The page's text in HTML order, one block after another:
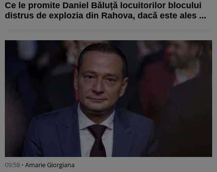
Ce le promite Daniel Băluţă locuitorilor blocului
distrus de explozia din Rahova, dacă este ales ...
09:58 • Amarie Giorgiana